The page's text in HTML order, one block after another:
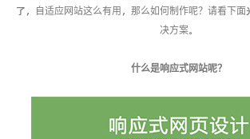
了，自适应网站这么有用，那么如何制作呢？请看下面
决方案。
什么是响应式网站呢？